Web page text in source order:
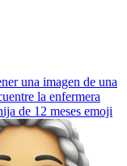
una imagen de una
la enfermera
de 12 meses emoji